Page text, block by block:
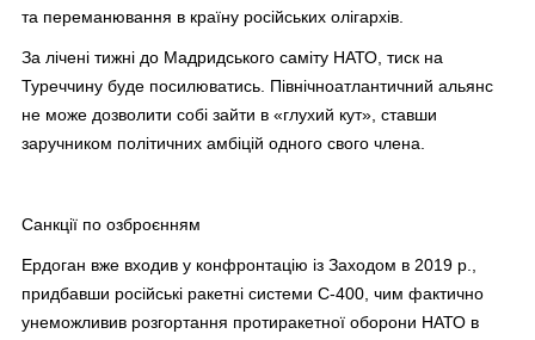
та переманювання в країну російських олігархів.
За лічені тижні до Мадридського саміту НАТО, тиск на
Туреччину буде посилюватись. Північноатлантичний альянс
не може дозволити собі зайти в «глухий кут», ставши
заручником політичних амбіцій одного свого члена.
Санкції по озброєнням
Ердоган вже входив у конфронтацію із Заходом в 2019 р.,
придбавши російські ракетні системи С-400, чим фактично
унеможливив розгортання протиракетної оборони НАТО в